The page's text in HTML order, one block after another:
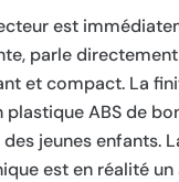
est
parle
et compact. La
ABS de
jeunes enfants.
est en réalité